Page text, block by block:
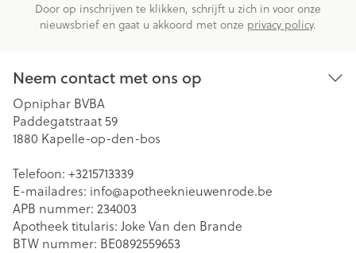
Door op inschrijven te klikken, schrijft u zich in voor onze
nieuwsbrief en gaat u akkoord met onze privacy policy.
Neem contact met ons op
Opniphar BVBA
Paddegatstraat 59
1880 Kapelle-op-den-bos
Telefoon: +3215713339
E-mailadres: info@apotheeknieuwenrode.be
APB nummer: 234003
Apotheek titularis: Joke Van den Brande
BTW nummer: BE0892559653